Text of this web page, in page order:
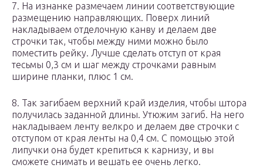
7. На изнанке размечаем линии соответствующие
размещению направляющих. Поверх линий
накладываем отделочную канву и делаем две
строчки так, чтобы между ними можно было
поместить рейку. Лучше сделать отступ от края
тесьмы 0,3 см и шаг между строчками равным
ширине планки, плюс 1 см.
8. Так загибаем верхний край изделия, чтобы штора
получилась заданной длины. Утюжим загиб. На него
накладываем ленту велкро и делаем две строчки с
отступом от края ленты на 0,4 см. С помощью этой
липучки она будет крепиться к карнизу, и вы
сможете снимать и вешать ее очень легко.